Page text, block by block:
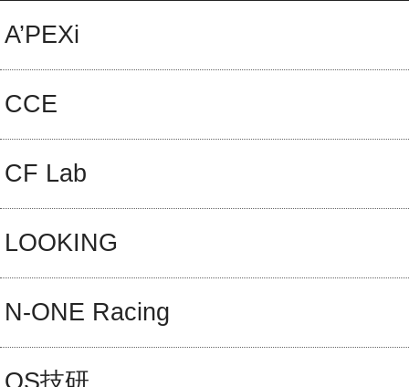
A’PEXi
CCE
CF Lab
LOOKING
N-ONE Racing
OS技研